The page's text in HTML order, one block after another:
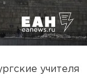
учителя